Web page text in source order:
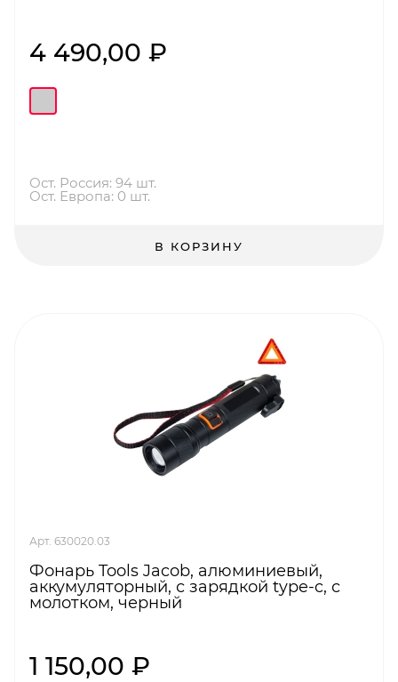
4 490,00 ₽
Ост. Россия: 94 шт.
Ост. Европа: 0 шт.
В КОРЗИНУ
Арт. 630020.03
Фонарь Tools Jacob, алюминиевый,
аккумуляторный, с зарядкой type-c, с
молотком, черный
1 150,00 ₽